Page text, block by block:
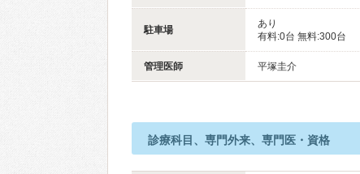
駐車場
あり
有料:0台 無料:300台
管理医師 平塚圭介
診療科目、専門外来、専門医・資格